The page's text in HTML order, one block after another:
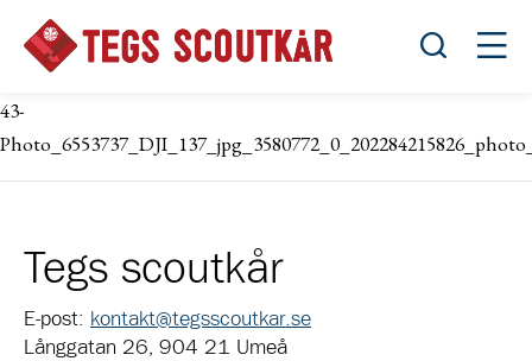
Öppna
43-
Tegs scoutkår
E-post: kontakt@tegsscoutkar.se
Långgatan 26, 904 21 Umeå